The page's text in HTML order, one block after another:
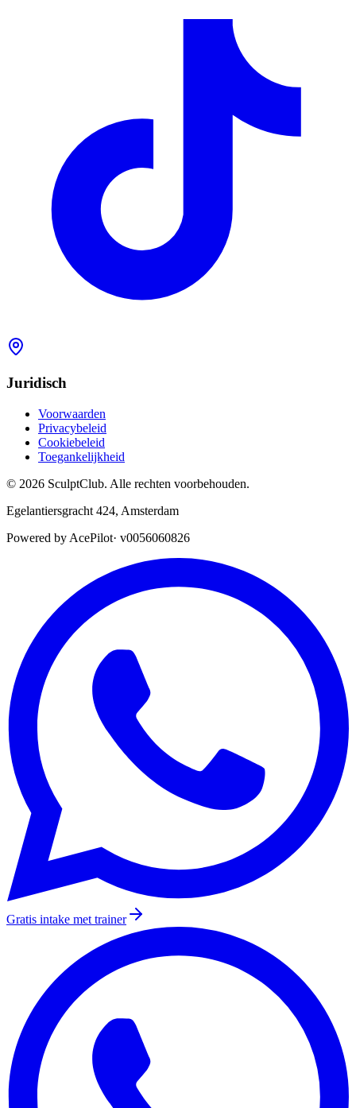
Juridisch
Voorwaarden
Privacybeleid
Cookiebeleid
Toegankelijkheid
© 2026 SculptClub. Alle rechten voorbehouden.
Egelantiersgracht 424, Amsterdam
Powered by AcePilot· v0056060826
Gratis intake met trainer